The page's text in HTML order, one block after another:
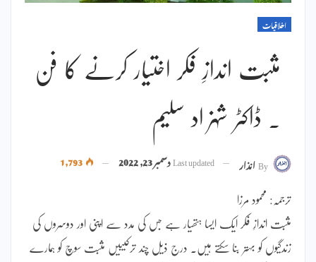
اخلاقیات
مثبت اندازِ فکر اختیار کرنے کا فن
۔ ڈاکٹر شہزاد سلیم
Byانذار Last updatedدسمبر 23, 2022
ترجمہ: محمود مرزا
مثبت اندازِ فکر ایک ایسا ہتھیار ہے جس کی مدد سے اپنی اور دوسروں کی
زندگیوں کو بہتر بنا سکتے ہیں۔ درج ذیل چند ترکیبیں مثبت سوچ کو ہمارے